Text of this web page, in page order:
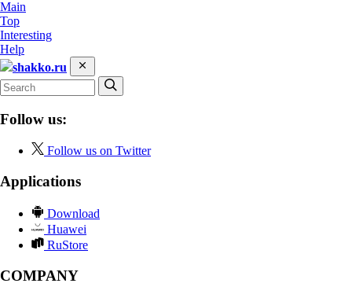
Main
Top
Interesting
Help
shakko.ru
Follow us:
Follow us on Twitter
Applications
Download
Huawei
RuStore
COMPANY